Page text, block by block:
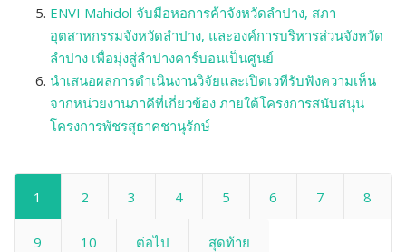
ENVI Mahidol จับมือหอการค้าจังหวัดลำปาง, สภา
อุตสาหกรรมจังหวัดลำปาง, และองค์การบริหารส่วนจังหวัด
ลำปาง เพื่อมุ่งสู่ลำปางคาร์บอนเป็นศูนย์
นำเสนอผลการดำเนินงานวิจัยและเปิดเวทีรับฟังความเห็น
จากหน่วยงานภาคีที่เกี่ยวข้อง ภายใต้โครงการสนับสนุน
โครงการพัชรสุธาคชานุรักษ์
1 2 3 4 5 6 7 8
9 10 ต่อไป สุดท้าย